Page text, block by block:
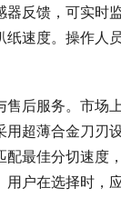
反馈，可实时
速度。操作人
后服务。市场
超薄合金刀刃
最佳分切速度
户在选择时，